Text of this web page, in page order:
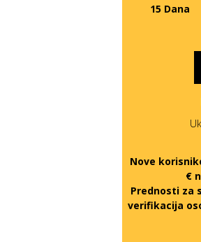
15 Dana
Nove
€
Prednosti za
verifikacija